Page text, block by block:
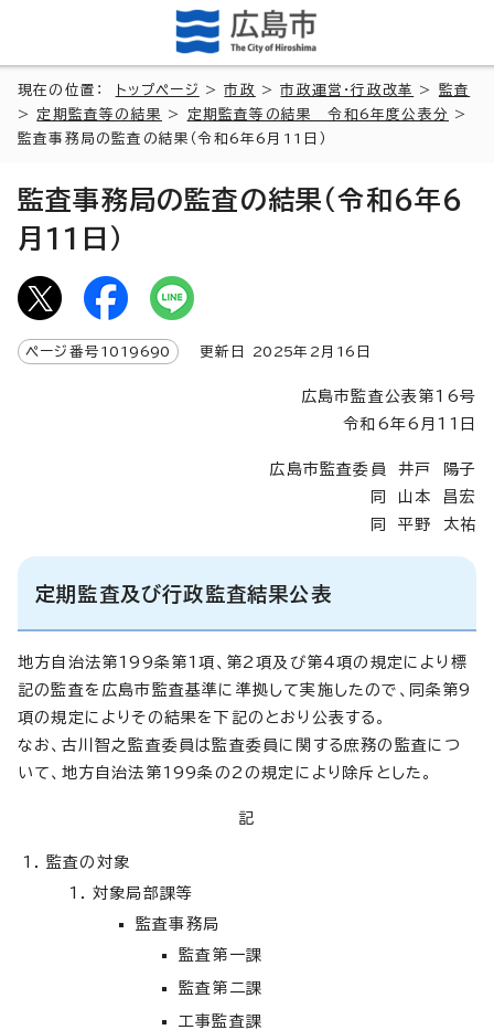
現在の位置： トップページ >市政 >市政運営・行政改革 > 監査
> 定期監査等の結果 > 定期監査等の結果 令和6年度公表分 >
監査事務局の監査の結果（令和6年6月11日）
監査事務局の監査の結果（令和6年6
月11日）
ページ番号 1019690 更新日 2025年2月 16 日
広島市監査公表第16号
令和6年6月11日
広島市監査委員 井戸 陽子
同 山本 昌宏
同 平野 太祐
定期監査及び行政監査結果公表
地方自治法第199条第1項、第2項及び第4項の規定により標
記の監査を広島市監査基準に準拠して実施したので、同条第9
項の規定によりその結果を下記のとおり公表する。
なお、古川智之監査委員は監査委員に関する庶務の監査につ
いて、地方自治法第199条の2の規定により除斥とした。
記
監査の対象
対象局部課等
監査事務局
監査第一課
監査第二課
工事監査課